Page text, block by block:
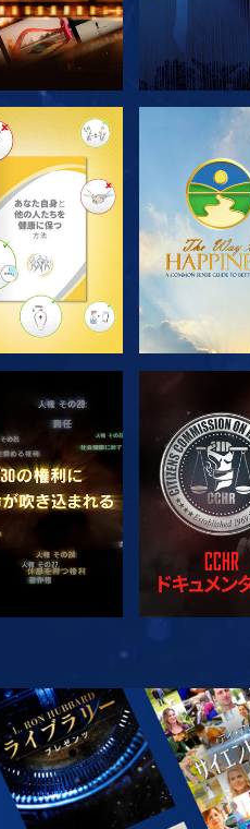
リーズを探求 シリーズを
観る 観る
観る シリーズを